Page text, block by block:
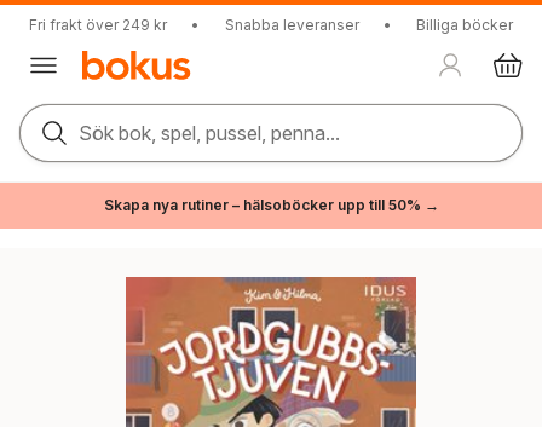
Fri frakt över 249 kr • Snabba leveranser • Billiga böcker
Sök bok, spel, pussel, penna...
Skapa nya rutiner – hälsoböcker upp till 50% →